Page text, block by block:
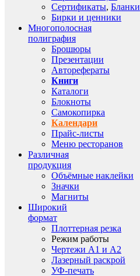
Сертификаты, Бланки
Бирки и ценники
Многополосная
полиграфия
Брошюры
Презентации
Авторефераты
Книги
Каталоги
Блокноты
Самокопирка
Календари
Прайс-листы
Меню ресторанов
Различная
продукция
Объёмные наклейки
Значки
Магниты
Широкий
формат
Плоттерная резка
Режим работы
Чертежи A1 и A2
Лазерный раскрой
УФ-печать